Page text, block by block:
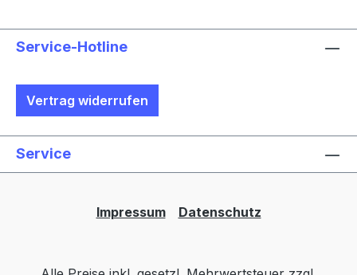
Service-Hotline
Vertrag widerrufen
Service
Impressum Datenschutz